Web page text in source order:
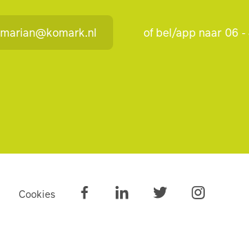
marian@komark.nl of bel/app naar 06 -
Cookies